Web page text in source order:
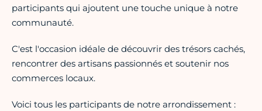
participants qui ajoutent une touche unique à notre
communauté.
C'est l'occasion idéale de découvrir des trésors cachés,
rencontrer des artisans passionnés et soutenir nos
commerces locaux.
Voici tous les participants de notre arrondissement :